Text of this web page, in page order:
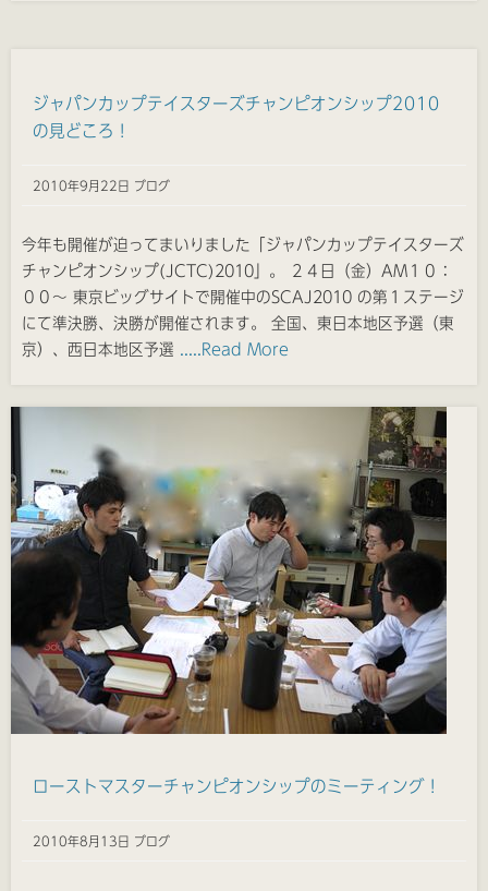
ジャパンカップテイスターズチャンピオンシップ2010
の見どころ！
2010年9月22日 ブログ
今年も開催が迫ってまいりました「ジャパンカップテイスターズ
チャンピオンシップ(JCTC)2010」。 ２４日（金）AM１０：
００〜 東京ビッグサイトで開催中のSCAJ2010 の第１ステージ
にて準決勝、決勝が開催されます。 全国、東日本地区予選（東
京）、西日本地区予選 .....Read More
ローストマスターチャンピオンシップのミーティング！
2010年8月13日 ブログ